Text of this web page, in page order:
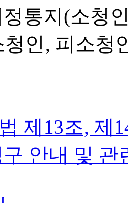
통지(소청
인, 피소청
제13조, 제
안내 및 관